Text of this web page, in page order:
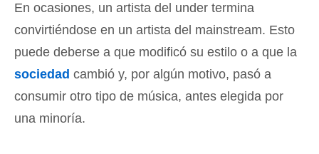
En ocasiones, un artista del under termina
convirtiéndose en un artista del mainstream. Esto
puede deberse a que modificó su estilo o a que la
sociedad cambió y, por algún motivo, pasó a
consumir otro tipo de música, antes elegida por
una minoría.